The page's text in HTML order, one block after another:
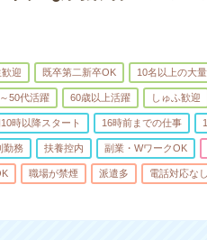
迎 既卒第二新卒OK 10名以上の大
50代活躍 60歳以上活躍 しゅふ歓迎
時以降スタート 16時前までの仕事
勤務 扶養控内 副業・WワークOK
職場が禁煙 派遣多 電話対応なし